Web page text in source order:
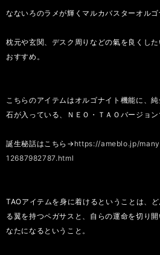
なないろのラメが輝くマルカバスターオルゴ
枕元や玄関、デスク周りなどの氣を良くし
おすすめ。
こちらのアイテムはオルゴナイト機能に、
石が入っている、ＮＥＯ・ＴＡＯバージョン
誕生秘話はこちら→ https://ameblo.jp/
12687982787.html
TAOアイテムを身に着けるということは、
る翼を持つペガサスと、自らの運命を切り
なたになるということ。